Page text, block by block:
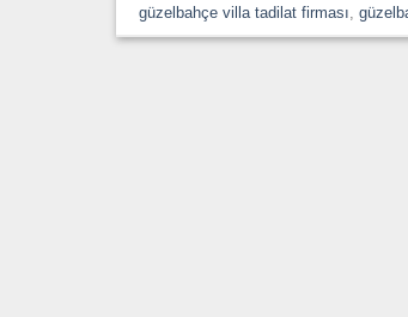
güzelbahçe villa tadilat firması,